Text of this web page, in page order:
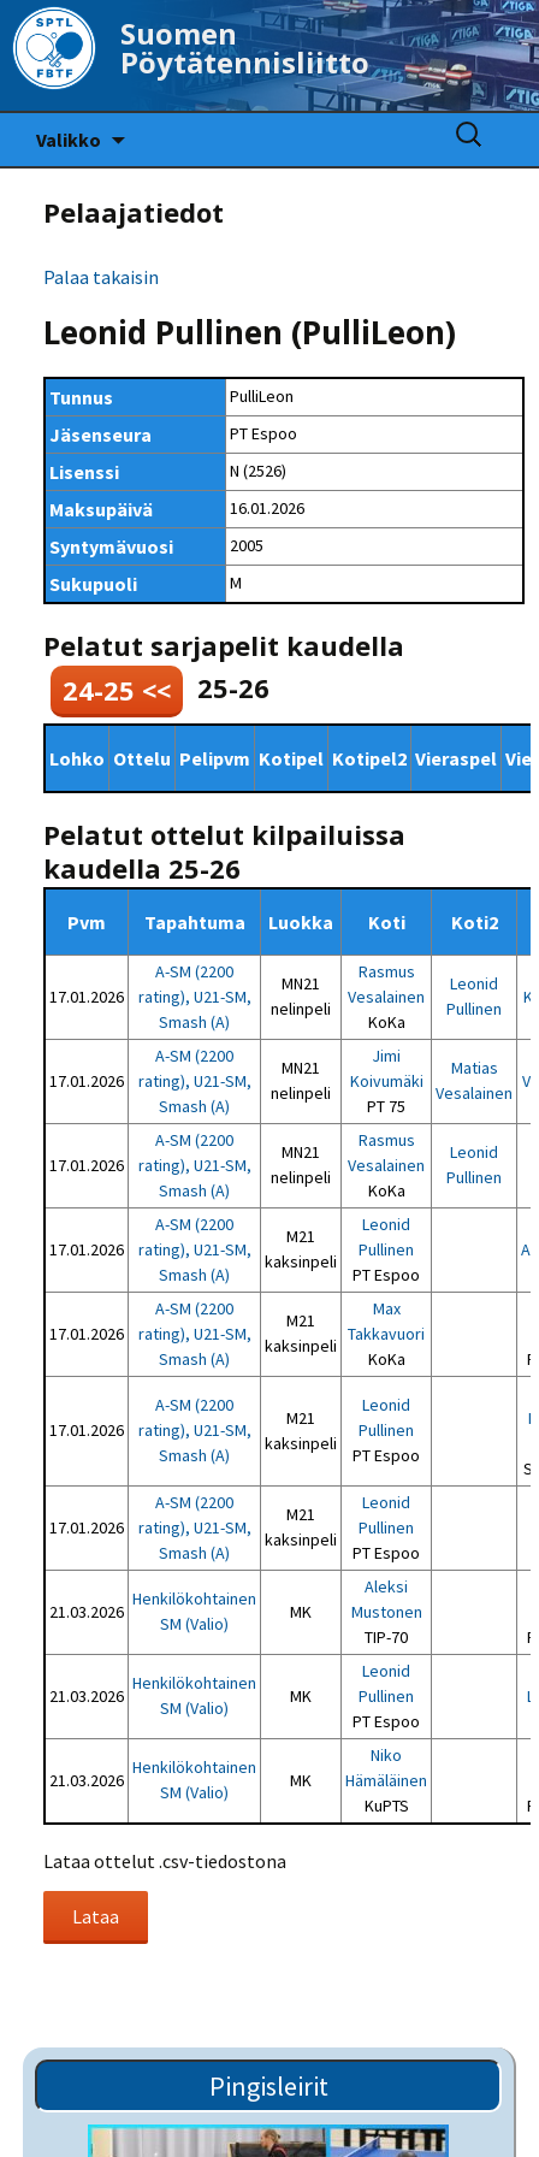
Suomen
Pöytätennisliitto
Valikko
Haku:
Pelaajatiedot
Palaa takaisin
Leonid Pullinen (PulliLeon)
Tunnus PulliLeon
Jäsenseura PT Espoo
Lisenssi N (2526)
Maksupäivä 16.01.2026
Syntymävuosi 2005
Sukupuoli M
Pelatut sarjapelit kaudella
24-25 <<
25-26
Lohko Ottelu Pelipvm Kotipel Kotipel2 Vieraspel
Pelatut ottelut kilpailuissa
kaudella 25-26
Pvm Tapahtuma Luokka Koti Koti2
17.01.2026
A-SM (2200
rating), U21-SM,
Smash (A)
MN21
nelinpeli
Rasmus
Vesalainen
KoKa
Leonid
Pullinen
17.01.2026
A-SM (2200
rating), U21-SM,
Smash (A)
MN21
nelinpeli
Jimi
Koivumäki
PT 75
Matias
Vesalainen
17.01.2026
A-SM (2200
rating), U21-SM,
Smash (A)
MN21
nelinpeli
Rasmus
Vesalainen
KoKa
Leonid
Pullinen
17.01.2026
A-SM (2200
rating), U21-SM,
Smash (A)
M21
kaksinpeli
Leonid
Pullinen
PT Espoo
17.01.2026
A-SM (2200
rating), U21-SM,
Smash (A)
M21
kaksinpeli
Max
Takkavuori
KoKa
17.01.2026
A-SM (2200
rating), U21-SM,
Smash (A)
M21
kaksinpeli
Leonid
Pullinen
PT Espoo
17.01.2026
A-SM (2200
rating), U21-SM,
Smash (A)
M21
kaksinpeli
Leonid
Pullinen
PT Espoo
21.03.2026
Henkilökohtainen
SM (Valio)
MK
Aleksi
Mustonen
TIP-70
21.03.2026
Henkilökohtainen
SM (Valio)
MK
Leonid
Pullinen
PT Espoo
21.03.2026
Henkilökohtainen
SM (Valio)
MK
Niko
Hämäläinen
KuPTS
Lataa ottelut .csv-tiedostona
Pingisleirit